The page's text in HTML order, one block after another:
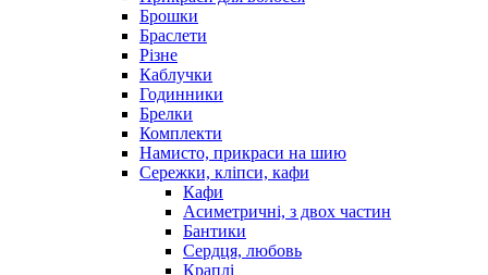
Брошки
Браслети
Різне
Каблучки
Годинники
Брелки
Комплекти
Намисто, прикраси на шию
Сережки, кліпси, кафи
Кафи
Асиметричні, з двох частин
Бантики
Сердця, любовь
Краплі